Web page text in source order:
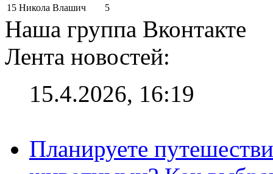
15 Никола Влашич 5
Наша группа Вконтакте
Лента новостей:
15.4.2026, 16:19
Планируете